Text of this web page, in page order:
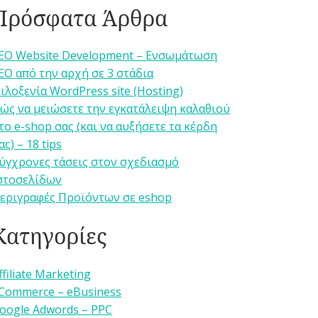
Άρθρα
Website Development – Ενσωμάτωση
από την αρχή σε 3 στάδια
WordPress site (Hosting)
να μειώσετε την εγκατάλειψη καλαθιού
e-shop σας (και να αυξήσετε τα κέρδη
– 18 tips
τάσεις στον σχεδιασμό
Προϊόντων σε eshop
Marketing
– eBusiness
Adwords – PPC